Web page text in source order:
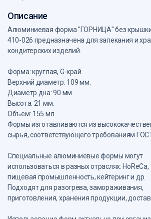
Описание
Алюминиевая форма "ГОРНИЦА" без крышки
410-026 предназначена для запекания и
кондитерских изделий.
Форма: круглая, G-край.
Верхний диаметр: 109 мм.
Диаметр дна: 90 мм.
Высота: 21 мм.
Объем: 155 мл.
Формы изготавливаются из
сырья, соответствующего требованиям
Специальные алюминиевые формы могут
использоваться в разных отраслях: HoReCa,
пищевая промышленность, кейтеринг и др.
Подходят для разогрева, замораживания,
приготовления, хранения продукции,